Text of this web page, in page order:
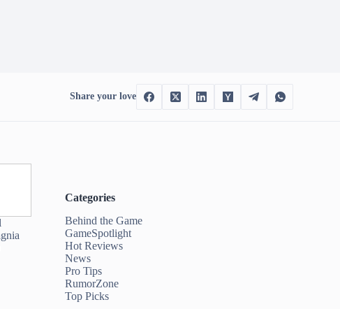
Share your love
Categories
Behind the Game
GameSpotlight
Hot Reviews
News
Pro Tips
RumorZone
Top Picks